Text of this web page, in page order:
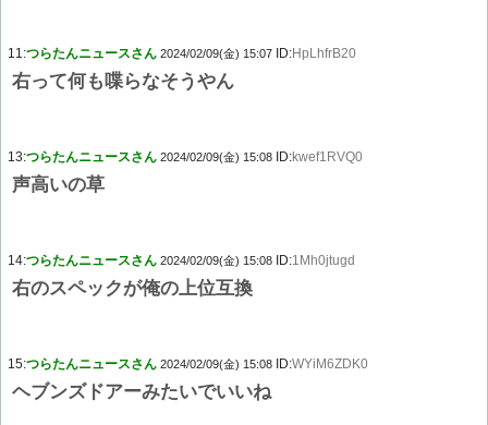
11:つらたんニュースさん 2024/02/09(金) 15:07 ID:HpLhfrB20
右って何も喋らなそうやん
13:つらたんニュースさん 2024/02/09(金) 15:08 ID:kwef1RVQ0
声高いの草
14:つらたんニュースさん 2024/02/09(金) 15:08 ID:1Mh0jtugd
右のスペックが俺の上位互換
15:つらたんニュースさん 2024/02/09(金) 15:08 ID:WYiM6ZDK0
ヘブンズドアーみたいでいいね